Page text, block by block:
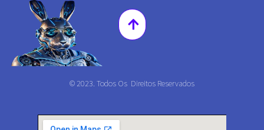
© 2023. Todos Os Direitos Reservados